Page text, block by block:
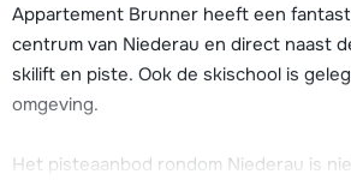
Appartement Brunner heeft een
centrum van Niederau en direct naast
skilift en piste. Ook de skischool is
omgeving.
Het pisteaanbod rondom Niederau is